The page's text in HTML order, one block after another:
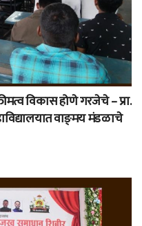
विकास होणे गरजेचे – प्रा.
वाङ्‌मय मंडळाचे